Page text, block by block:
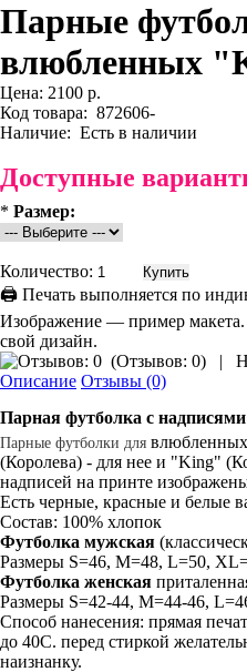
Парные
влюбленных
Цена: 2100 р.
Код товара: 872606-
Наличие: Есть в наличии
Доступные
* Размер:
Количество:
🖨 Печать выполняется по
Изображение — пример
свой дизайн.
(Отзывов: 0) |
Описание Отзывы (0)
Парная футболка с
Парные футболки для
(Королева) - для нее и "King"
надписей на принте
Есть черные, красные и белые
Состав: 100% хлопок
Футболка мужская
Размеры S=46, M=48, L=50,
Футболка женская
Размеры S=42-44, M=44-46,
Способ нанесения: прямая
до 40С. перед стиркой
наизнанку.